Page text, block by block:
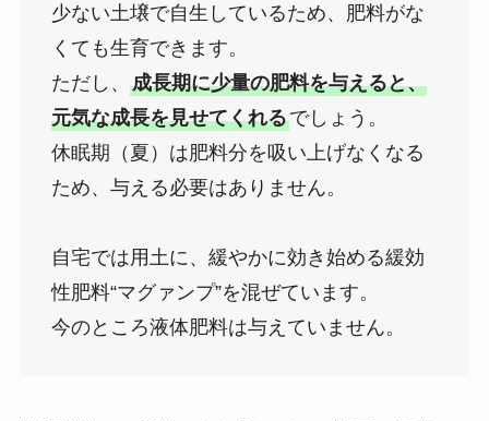
少ない土壌で自生しているため、肥料がな
くても生育できます。
ただし、 成長期に少量の肥料を与えると、
元気な成長を見せてくれるでしょう。
休眠期（夏）は肥料分を吸い上げなくなる
ため、与える必要はありません。
自宅では用土に、緩やかに効き始める緩効
性肥料“マグァンプ”を混ぜています。
今のところ液体肥料は与えていません。